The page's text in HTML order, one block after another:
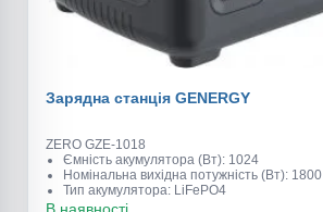
Зарядна станція GENERGY
ZERO GZE-1018
Ємність акумулятора (Вт): 1024
Номінальна вихідна потужність (Вт): 1800
Тип акумулятора: LiFePO4
Пікова потужність (Вт): 2200